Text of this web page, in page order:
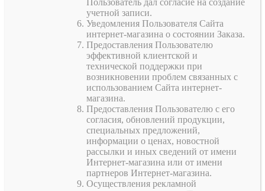
Пользователь дал согласие на создание
учетной записи.
Уведомления Пользователя Сайта
интернет-магазина о состоянии Заказа.
Предоставления Пользователю
эффективной клиентской и
технической поддержки при
возникновении проблем связанных с
использованием Сайта интернет-
магазина.
Предоставления Пользователю с его
согласия, обновлений продукции,
специальных предложений,
информации о ценах, новостной
рассылки и иных сведений от имени
Интернет-магазина или от имени
партнеров Интернет-магазина.
Осуществления рекламной